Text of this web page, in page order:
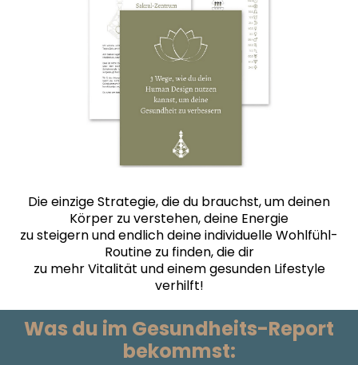
Die einzige Strategie, die du brauchst, um deinen
Körper zu verstehen, deine Energie
zu steigern und endlich deine individuelle Wohlfühl-
Routine zu finden, die dir
zu mehr Vitalität und einem gesunden Lifestyle
verhilft!
Was du im Gesundheits-Report
bekommst: